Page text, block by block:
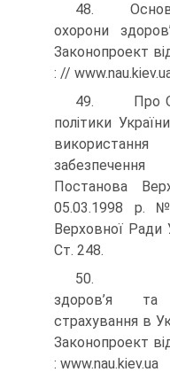
48. Основні
охорони
Законопроект
: //
49. Про
політики
Постанова
05.03.1998 р.
Верховної
Ст. 248.
50. Про
здоров’я та
страхування в
Законопроект
: www.nau.kiev.ua